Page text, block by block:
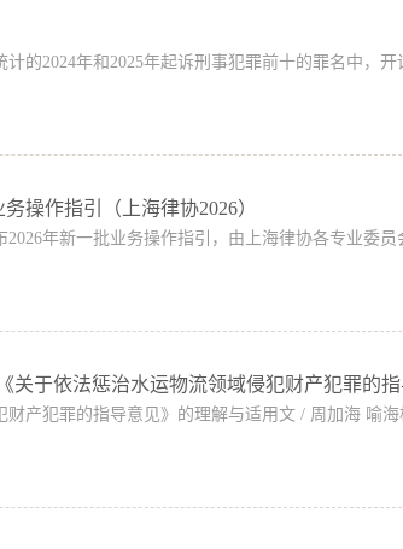
的2024年和2025年起诉刑事犯罪前十的罪名中，
操作指引（上海律协2026）
年新一批业务操作指引，由上海律协各专业委
关于依法惩治水运物流领域侵犯财产犯罪的
财产犯罪的指导意见》的理解与适用文 / 周加海 喻